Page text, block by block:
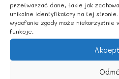
przetwarzać dane, takie jak
unikalne identyfikatory na tej
wycofanie zgody może niekorzystnie
funkcje.
INFORMACJA ALERGENNA
Może zawierać nasiona
ZALECANE WARUNKI